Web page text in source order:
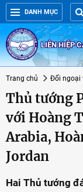
DANH MỤC
LIÊN HIỆP
Trang chủ Đối ngoại
Thủ tướng
với Hoàng
Arabia,
Jordan
Hai Thủ tướng